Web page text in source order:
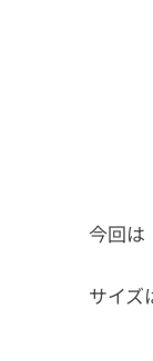
今回は
サイズ